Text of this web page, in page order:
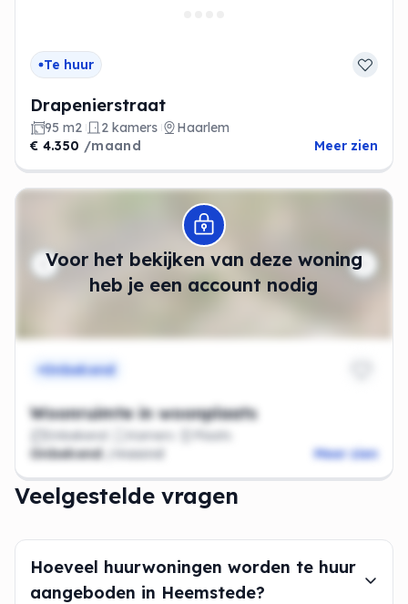
Te huur
Drapenierstraat
95 m2 2 kamers
Haarlem
€ 4.350 /maand Meer zien
Voor het bekijken van deze woning
heb je een account nodig
Modal openen
Onbekend
Woonruimte in woonplaats
Onbekend Kamers
Plaats
Onbekend
/maand Meer zien
Veelgestelde vragen
Hoeveel huurwoningen worden te huur
aangeboden in Heemstede?